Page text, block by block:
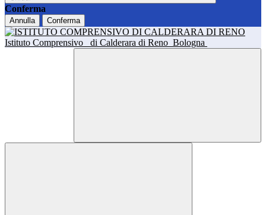
Conferma
Annulla Conferma
Istituto Comprensivo di Calderara di Reno Bologna